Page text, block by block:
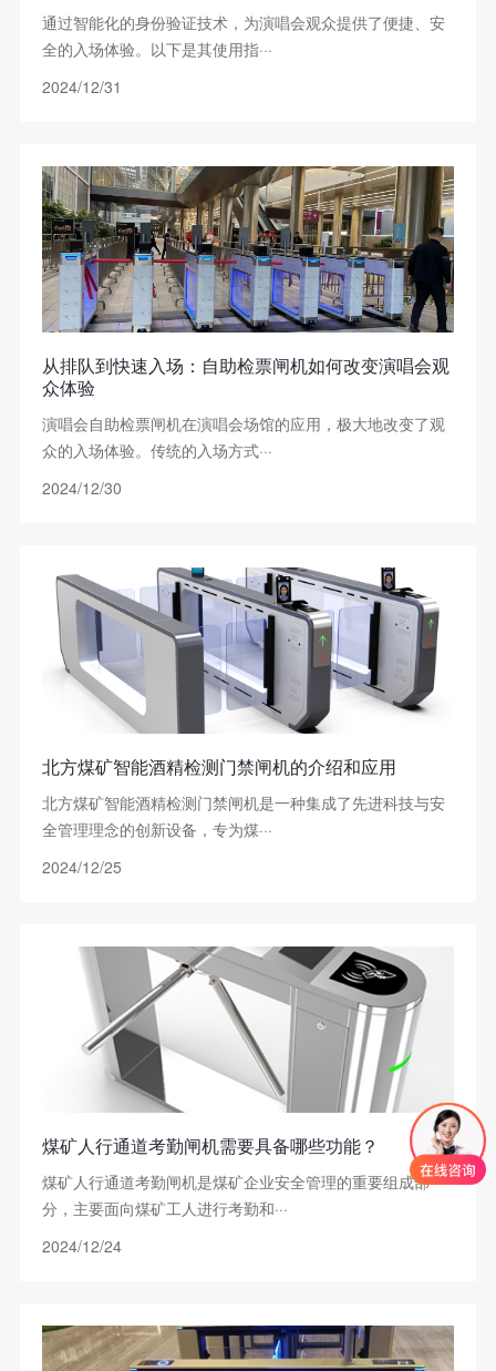
通过智能化的身份验证技术，为演唱会观众提供了便捷、安
全的入场体验。以下是其使用指···
2024/12/31
从排队到快速入场：自助检票闸机如何改变演唱会观
众体验
演唱会自助检票闸机在演唱会场馆的应用，极大地改变了观
众的入场体验。传统的入场方式···
2024/12/30
北方煤矿智能酒精检测门禁闸机的介绍和应用
北方煤矿智能酒精检测门禁闸机是一种集成了先进科技与安
全管理理念的创新设备，专为煤···
2024/12/25
煤矿人行通道考勤闸机需要具备哪些功能？
煤矿人行通道考勤闸机是煤矿企业安全管理的重要组成部
分，主要面向煤矿工人进行考勤和···
2024/12/24